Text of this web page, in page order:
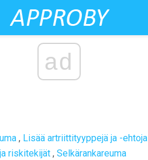
ad
, Lisää artriittityyppejä ja -ehtoja
riskitekijät , Selkärankareuma